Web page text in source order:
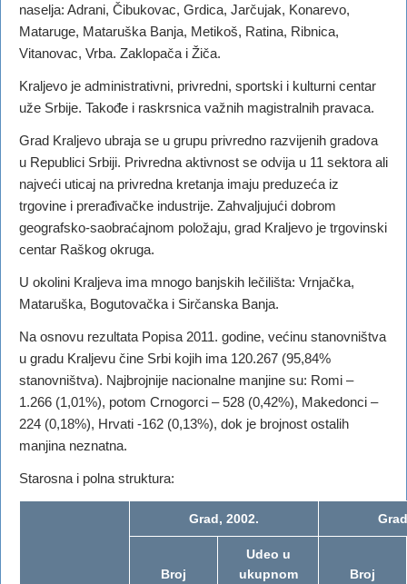
naselja: Adrani, Čibukovac, Grdica, Jarčujak, Konarevo,
Mataruge, Mataruška Banja, Metikoš, Ratina, Ribnica,
Vitanovac, Vrba. Zaklopača i Žiča.
Kraljevo je administrativni, privredni, sportski i kulturni centar
uže Srbije. Takođe i raskrsnica važnih magistralnih pravaca.
Grad Kraljevo ubraja se u grupu privredno razvijenih gradova
u Republici Srbiji. Privredna aktivnost se odvija u 11 sektora ali
najveći uticaj na privredna kretanja imaju preduzeća iz
trgovine i prerađivačke industrije. Zahvaljujući dobrom
geografsko-saobraćajnom položaju, grad Kraljevo je trgovinski
centar Raškog okruga.
U okolini Kraljeva ima mnogo banjskih lečilišta: Vrnjačka,
Mataruška, Bogutovačka i Sirčanska Banja.
Na osnovu rezultata Popisa 2011. godine, većinu stanovništva
u gradu Kraljevu čine Srbi kojih ima 120.267 (95,84%
stanovništva). Najbrojnije nacionalne manjine su: Romi –
1.266 (1,01%), potom Crnogorci – 528 (0,42%), Makedonci –
224 (0,18%), Hrvati -162 (0,13%), dok je brojnost ostalih
manjina neznatna.
Starosna i polna struktura:
Grad, 2002.
Broj
Udeo u
ukupnom
Broj